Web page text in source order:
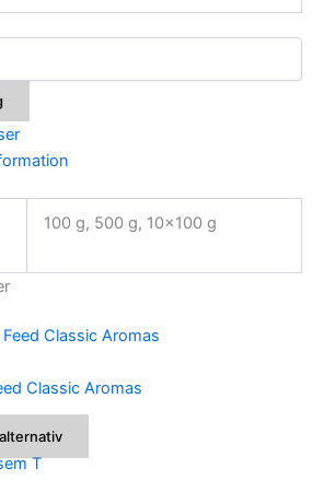
100 g, 500 g, 10×100 g
Classic Aromas
här